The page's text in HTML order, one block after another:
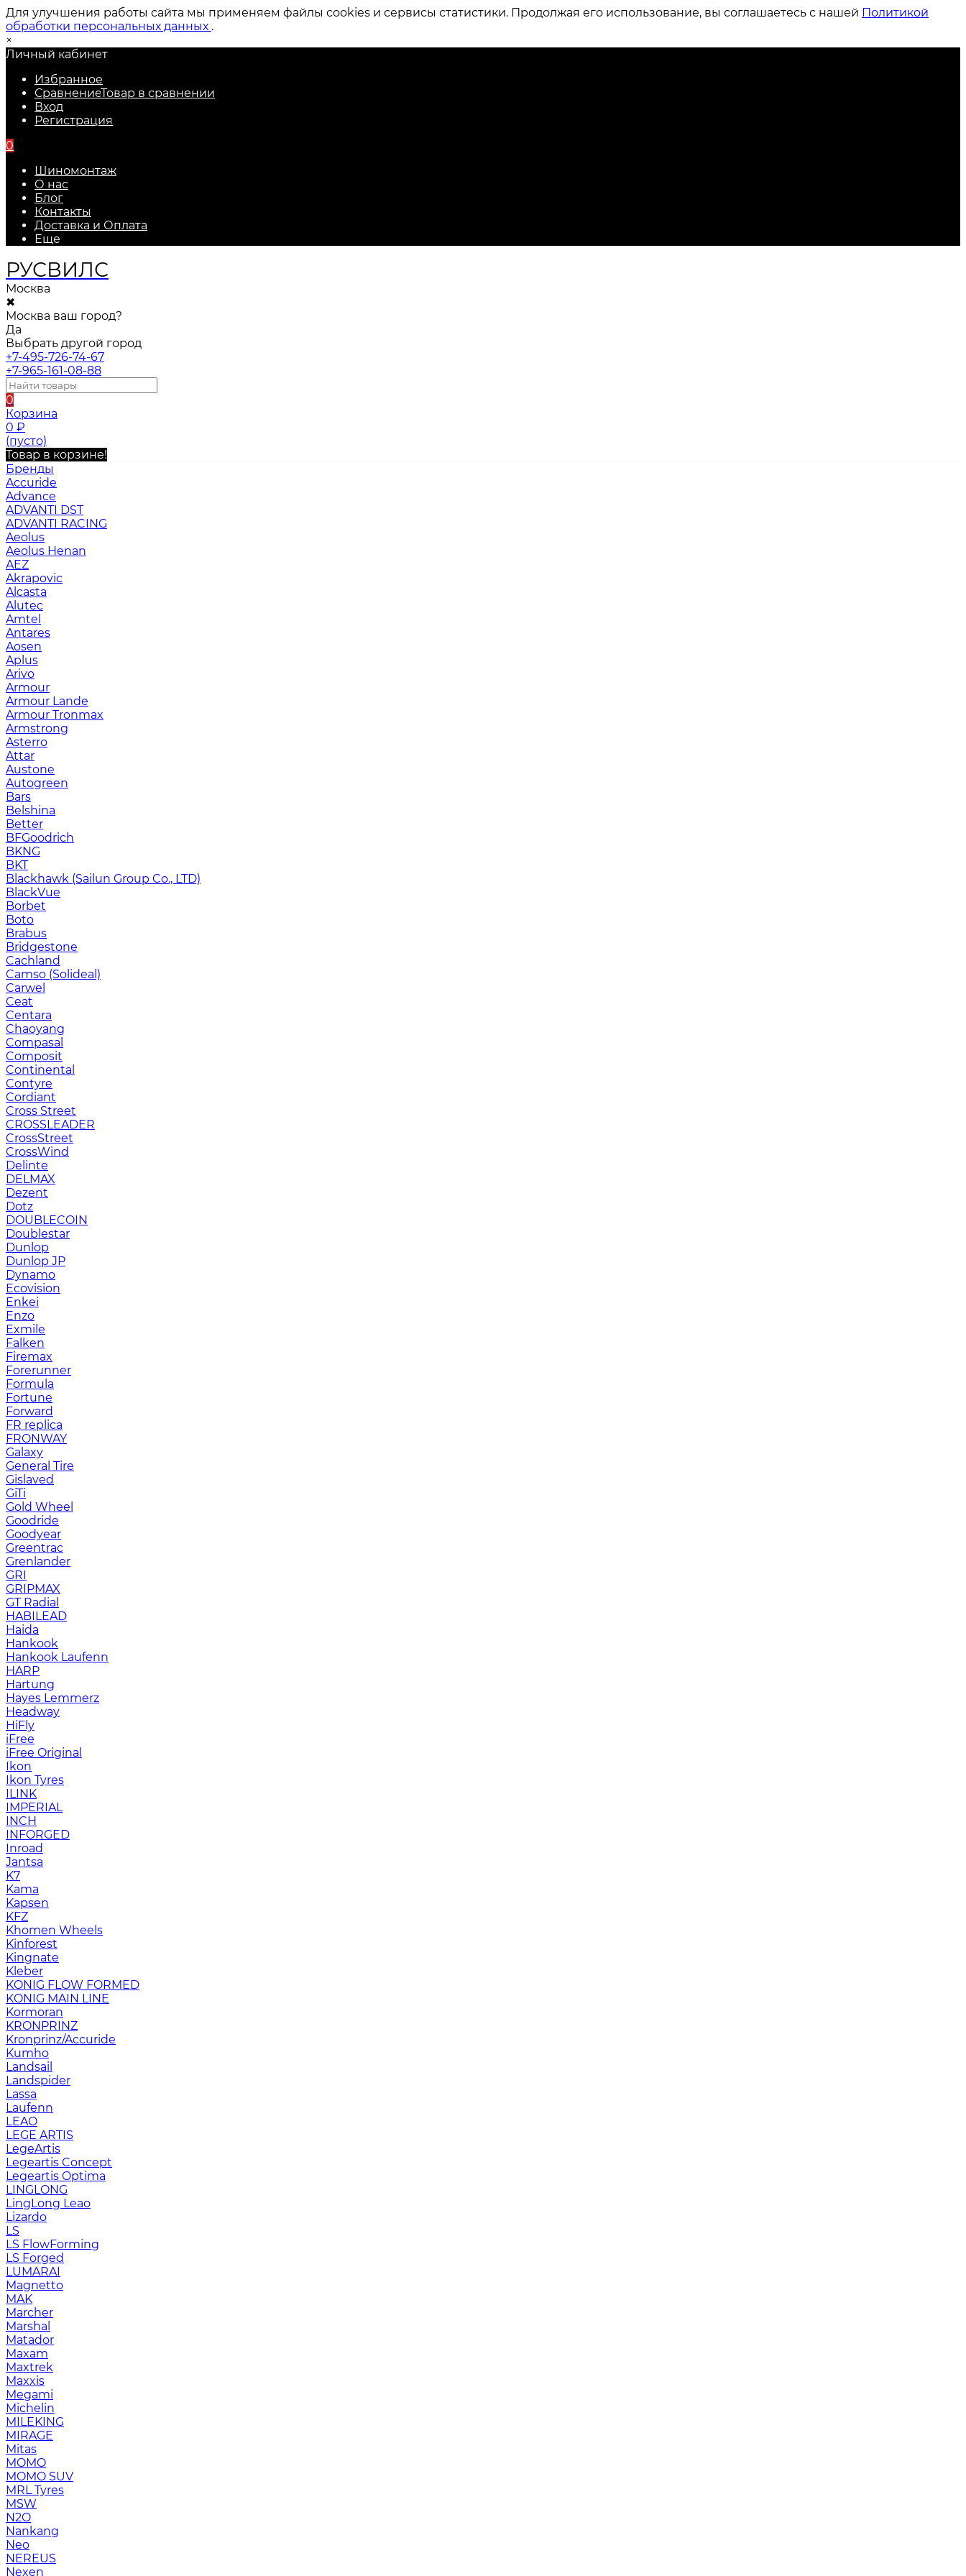
Для улучшения работы сайта мы применяем файлы cookies и сервисы статистики. Продолжая его использование, вы соглашаетесь с нашей Политикой
обработки персональных данных .
×
Личный кабинет
Избранное
СравнениеТовар в сравнении
Вход
Регистрация
0
Шиномонтаж
О нас
Блог
Контакты
Доставка и Оплата
Еще
РУСВИЛС
Москва
✖
Москва ваш город?
Да
Выбрать другой город
+7-495-726-74-67
+7-965-161-08-88
0
Корзина
0 ₽
(пусто)
Товар в корзине!
Бренды
Accuride
Advance
ADVANTI DST
ADVANTI RACING
Aeolus
Aeolus Henan
AEZ
Akrapovic
Alcasta
Alutec
Amtel
Antares
Aosen
Aplus
Arivo
Armour
Armour Lande
Armour Tronmax
Armstrong
Asterro
Attar
Austone
Autogreen
Bars
Belshina
Better
BFGoodrich
BKNG
BKT
Blackhawk (Sailun Group Co., LTD)
BlackVue
Borbet
Boto
Brabus
Bridgestone
Cachland
Camso (Solideal)
Carwel
Ceat
Centara
Chaoyang
Compasal
Composit
Continental
Contyre
Cordiant
Cross Street
CROSSLEADER
CrossStreet
CrossWind
Delinte
DELMAX
Dezent
Dotz
DOUBLECOIN
Doublestar
Dunlop
Dunlop JP
Dynamo
Ecovision
Enkei
Enzo
Exmile
Falken
Firemax
Forerunner
Formula
Fortune
Forward
FR replica
FRONWAY
Galaxy
General Tire
Gislaved
GiTi
Gold Wheel
Goodride
Goodyear
Greentrac
Grenlander
GRI
GRIPMAX
GT Radial
HABILEAD
Haida
Hankook
Hankook Laufenn
HARP
Hartung
Hayes Lemmerz
Headway
HiFly
iFree
iFree Original
Ikon
Ikon Tyres
ILINK
IMPERIAL
INCH
INFORGED
Inroad
Jantsa
K7
Kama
Kapsen
KFZ
Khomen Wheels
Kinforest
Kingnate
Kleber
KONIG FLOW FORMED
KONIG MAIN LINE
Kormoran
KRONPRINZ
Kronprinz/Accuride
Kumho
Landsail
Landspider
Lassa
Laufenn
LEAO
LEGE ARTIS
LegeArtis
Legeartis Concept
Legeartis Optima
LINGLONG
LingLong Leao
Lizardo
LS
LS FlowForming
LS Forged
LUMARAI
Magnetto
MAK
Marcher
Marshal
Matador
Maxam
Maxtrek
Maxxis
Megami
Michelin
MILEKING
MIRAGE
Mitas
MOMO
MOMO SUV
MRL Tyres
MSW
N2O
Nankang
Neo
NEREUS
Nexen